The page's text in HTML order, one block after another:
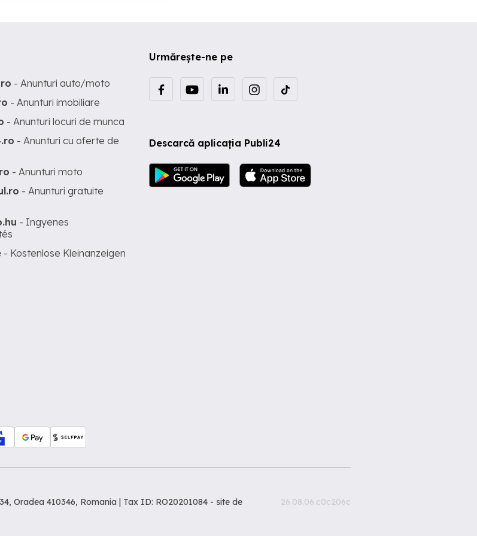
Urmărește-ne pe
Descarcă aplicația Publi24
- Anunturi auto/moto
- Anunturi imobiliare
- Anunturi locuri de munca
- Anunturi cu oferte de
- Anunturi moto
- Anunturi gratuite
- Ingyenes
- Kostenlose Kleinanzeigen
Oradea 410346, Romania | Tax ID: RO20201084 - site de
26.08.06.c0c206c